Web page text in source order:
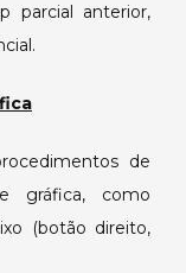
parcial anterior,
de
gráfica, como
(botão direito,